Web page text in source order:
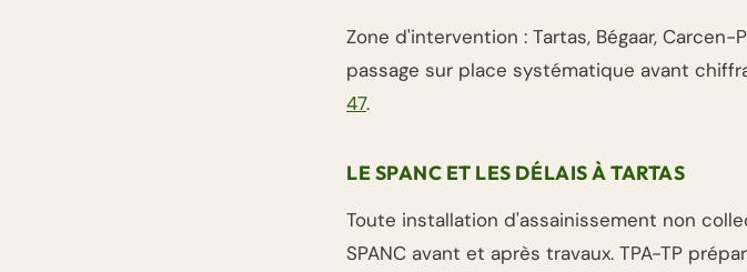
Zone d'intervention : Tartas, Bégaar,
passage sur place systématique avant
47.
LE SPANC ET LES DÉLAIS À TARTAS
Toute installation d'assainissement non
SPANC avant et après travaux. TPA-TP